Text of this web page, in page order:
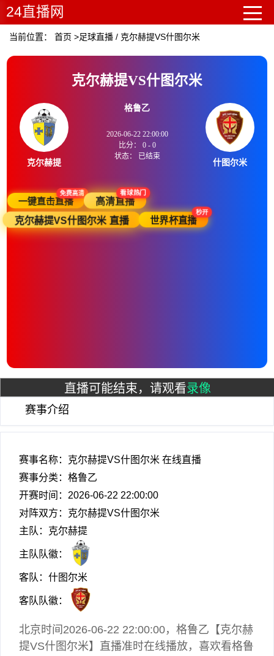
24直播网
当前位置：首页 >足球直播 / 克尔赫提VS什图尔米
克尔赫提VS什图尔米
克尔赫提
格鲁乙
2026-06-22 22:00:00
比分： 0- 0
状态：
已结束
什图尔米
一键直击直播
免费高清
高清直播
看球热门
克尔赫提VS什图尔米 直播 世界杯直播
秒开
直播可能结束，请观看录像
赛事介绍
赛事名称：克尔赫提VS什图尔米 在线直播
赛事分类： 格鲁乙
开赛时间：2026-06-22 22:00:00
对阵双方：克尔赫提VS什图尔米
主队：克尔赫提
主队队徽：
客队：什图尔米
客队队徽：
北京时间2026-06-22 22:00:00， 格鲁乙 【克尔赫
提VS什图尔米】直播准时在线播放，喜欢看格鲁